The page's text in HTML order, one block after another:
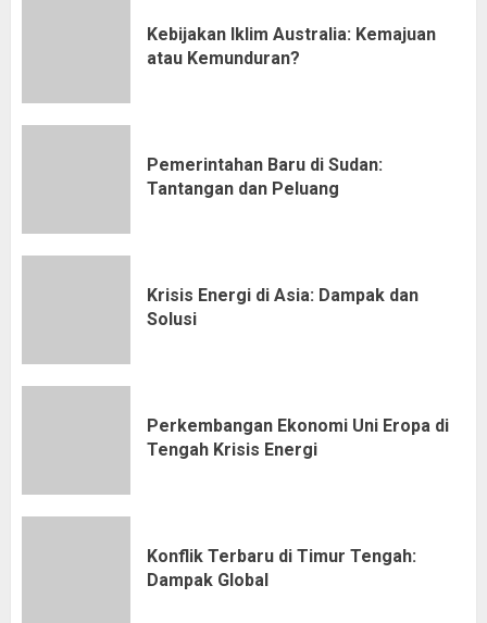
Kebijakan Iklim Australia: Kemajuan
atau Kemunduran?
Pemerintahan Baru di Sudan:
Tantangan dan Peluang
Krisis Energi di Asia: Dampak dan
Solusi
Perkembangan Ekonomi Uni Eropa di
Tengah Krisis Energi
Konflik Terbaru di Timur Tengah:
Dampak Global